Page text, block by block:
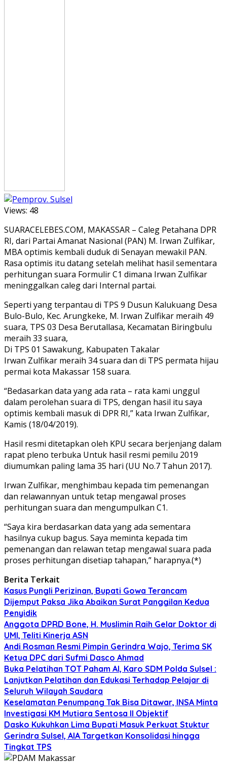
Views: 48
SUARACELEBES.COM, MAKASSAR – Caleg Petahana DPR
RI, dari Partai Amanat Nasional (PAN) M. Irwan Zulfikar,
MBA optimis kembali duduk di Senayan mewakil PAN.
Rasa optimis itu datang setelah melihat hasil sementara
perhitungan suara Formulir C1 dimana Irwan Zulfikar
meninggalkan caleg dari Internal partai.
Seperti yang terpantau di TPS 9 Dusun Kalukuang Desa
Bulo-Bulo, Kec. Arungkeke, M. Irwan Zulfikar meraih 49
suara, TPS 03 Desa Berutallasa, Kecamatan Biringbulu
meraih 33 suara,
Di TPS 01 Sawakung, Kabupaten Takalar
Irwan Zulfikar meraih 34 suara dan di TPS permata hijau
permai kota Makassar 158 suara.
“Bedasarkan data yang ada rata – rata kami unggul
dalam perolehan suara di TPS, dengan hasil itu saya
optimis kembali masuk di DPR RI,” kata Irwan Zulfikar,
Kamis (18/04/2019).
Hasil resmi ditetapkan oleh KPU secara berjenjang dalam
rapat pleno terbuka Untuk hasil resmi pemilu 2019
diumumkan paling lama 35 hari (UU No.7 Tahun 2017).
Irwan Zulfikar, menghimbau kepada tim pemenangan
dan relawannyan untuk tetap mengawal proses
perhitungan suara dan mengumpulkan C1.
“Saya kira berdasarkan data yang ada sementara
hasilnya cukup bagus. Saya meminta kepada tim
pemenangan dan relawan tetap mengawal suara pada
proses perhitungan disetiap tahapan,” harapnya.(*)
Berita Terkait
Kasus Pungli Perizinan, Bupati Gowa Terancam
Dijemput Paksa Jika Abaikan Surat Panggilan Kedua
Penyidik
Anggota DPRD Bone, H. Muslimin Raih Gelar Doktor di
UMI, Teliti Kinerja ASN
Andi Rosman Resmi Pimpin Gerindra Wajo, Terima SK
Ketua DPC dari Sufmi Dasco Ahmad
Buka Pelatihan TOT Paham AI, Karo SDM Polda Sulsel :
Lanjutkan Pelatihan dan Edukasi Terhadap Pelajar di
Seluruh Wilayah Saudara
Keselamatan Penumpang Tak Bisa Ditawar, INSA Minta
Investigasi KM Mutiara Sentosa II Objektif
Dasko Kukuhkan Lima Bupati Masuk Perkuat Stuktur
Gerindra Sulsel, AIA Targetkan Konsolidasi hingga
Tingkat TPS